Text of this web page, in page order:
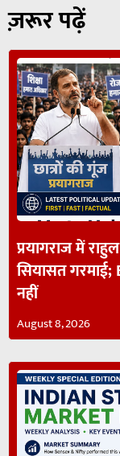
ज़रूर पढ़ें
प्रयागराज में
सियासत
नहीं
August 8, 2026